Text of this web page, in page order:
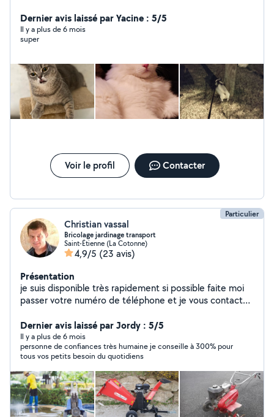
informatique et ménage garde d'animaux ...... je peux
très bien vous faciliter la tâche afin de vous mettre en
relation avec ces personnes professionnels n'hésitez
Dernier avis laissé par Yacine : 5/5
Il y a plus de 6 mois
super
Voir le profil Contacter
Particulier
Christian vassal
Bricolage jardinage transport
Saint-Étienne (La Cotonne)
4,9/5 (23 avis)
Présentation
je suis disponible très rapidement si possible faite moi
passer votre numéro de téléphone et je vous contact
Dernier avis laissé par Jordy : 5/5
Il y a plus de 6 mois
personne de confiances très humaine je conseille à 300% pour
tous vos petits besoin du quotidiens